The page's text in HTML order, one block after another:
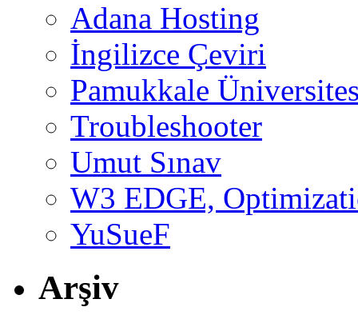
Adana Hosting
İngilizce Çeviri
Pamukkale
Troubleshooter
Umut Sınav
W3 EDGE,
YuSueF
Arşiv